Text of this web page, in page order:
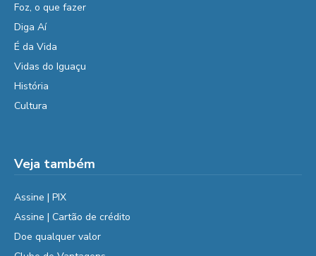
Foz, o que fazer
Diga Aí
É da Vida
Vidas do Iguaçu
História
Cultura
Veja também
Assine | PIX
Assine | Cartão de crédito
Doe qualquer valor